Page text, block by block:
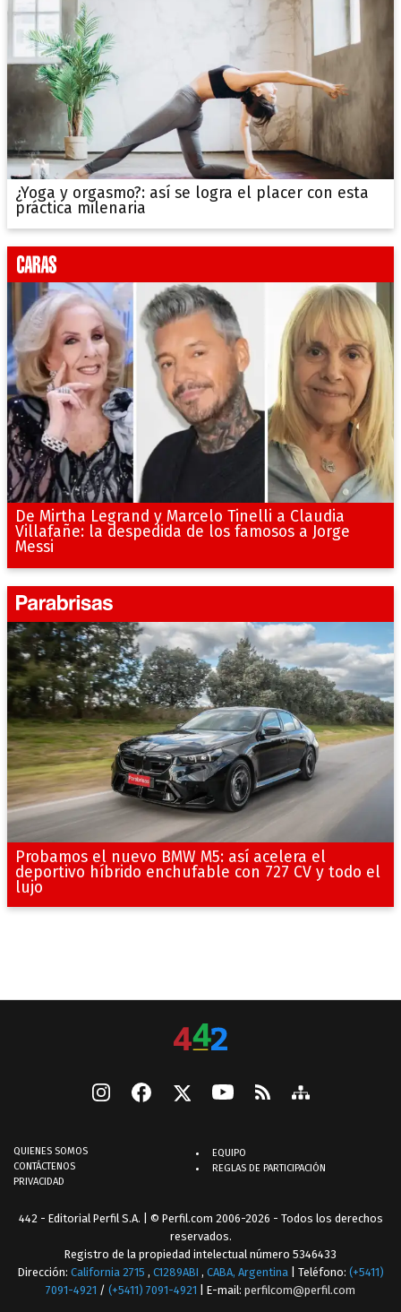
¿Yoga y orgasmo?: así se logra el placer con esta
práctica milenaria
De Mirtha Legrand y Marcelo Tinelli a Claudia
Villafañe: la despedida de los famosos a Jorge
Messi
Probamos el nuevo BMW M5: así acelera el
deportivo híbrido enchufable con 727 CV y todo el
lujo
QUIENES SOMOS
CONTÁCTENOS
PRIVACIDAD
EQUIPO
REGLAS DE PARTICIPACIÓN
442 - Editorial Perfil S.A. | © Perfil.com 2006-2026 - Todos los derechos
reservados.
Registro de la propiedad intelectual número 5346433
Dirección: California 2715 , C1289ABI , CABA, Argentina | Teléfono: (+5411)
7091-4921 / (+5411) 7091-4921 | E-mail: perfilcom@perfil.com